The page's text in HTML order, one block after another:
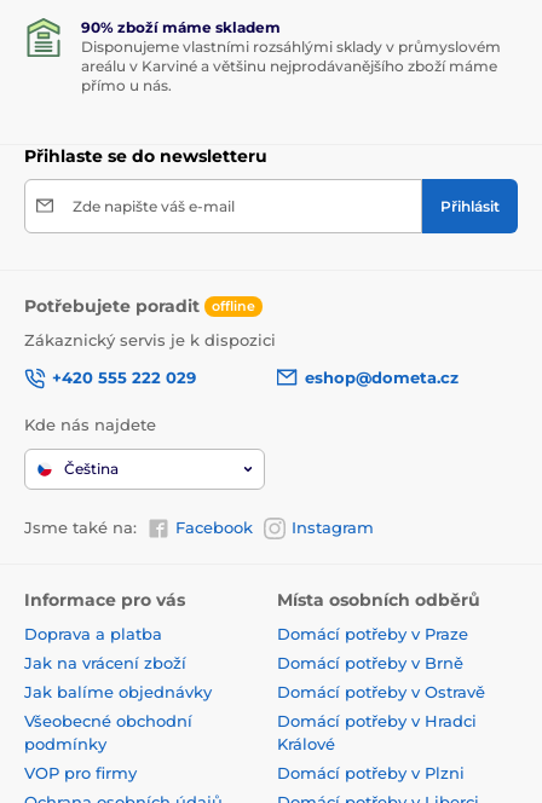
90% zboží máme skladem
Disponujeme vlastními rozsáhlými sklady v průmyslovém
areálu v Karviné a většinu nejprodávanějšího zboží máme
přímo u nás.
Přihlaste se do newsletteru
Zde napište váš e-mail Přihlásit
Potřebujete poradit offline
Zákaznický servis je k dispozici
+420 555 222 029
eshop@dometa.cz
Kde nás najdete
Čeština
Jsme také na: Facebook Instagram
Informace pro vás
Doprava a platba
Jak na vrácení zboží
Jak balíme objednávky
Všeobecné obchodní
podmínky
VOP pro firmy
Místa osobních odběrů
Domácí potřeby v Praze
Domácí potřeby v Brně
Domácí potřeby v Ostravě
Domácí potřeby v Hradci
Králové
Domácí potřeby v Plzni